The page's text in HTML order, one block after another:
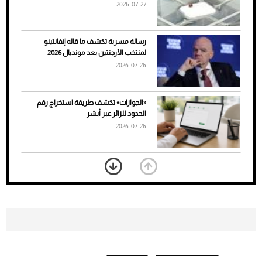
7 نصائح لاختيار لون البنطلون المناسب للقميص
الأسود
2026-07-27
رسالة مسربة تكشف ما قاله إنفانتينو
لمنتخب الأرجنتين بعد مونديال 2026
2026-07-26
«الجوازات» تكشف طريقة استخراج رقم
الحدود للزائر عبر أبشر
2026-07-26
بعد 7 أشهر من تعرضه لحادث مروع.. جوشوا
يفوز على برينغا بـ"الضربة القاضية" (فيديو)
2026-07-26